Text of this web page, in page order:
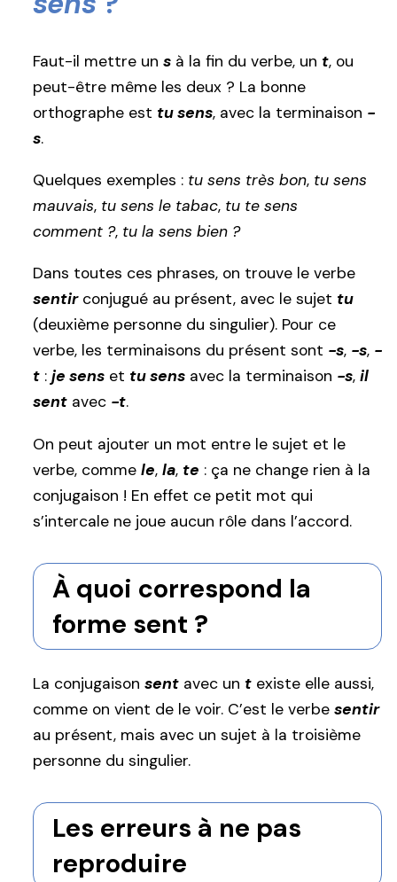
Faut-il mettre un s à la fin du verbe, un t, ou
peut-être même les deux ? La bonne
orthographe est tu sens, avec la terminaison -
s.
Quelques exemples : tu sens très bon, tu sens
mauvais, tu sens le tabac, tu te sens
comment ?, tu la sens bien ?
Dans toutes ces phrases, on trouve le verbe
sentirconjugué au présent, avec le sujet tu
(deuxième personne du singulier). Pour ce
verbe, les terminaisons du présent sont -s, -s, -
t : je sens et tu sens avec la terminaison -s, il
sent avec -t.
On peut ajouter un mot entre le sujet et le
verbe, comme le, la, te : ça ne change rien à la
conjugaison ! En effet ce petit mot qui
s’intercale ne joue aucun rôle dans l’accord.
À quoi correspond la
forme sent ?
La conjugaison sent avec un t existe elle aussi,
comme on vient de le voir. C’est le verbe sentir
au présent, mais avec un sujet à la troisième
personne du singulier.
Les erreurs à ne pas
reproduire